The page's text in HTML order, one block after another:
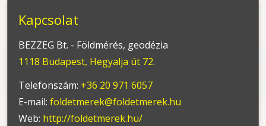
Kapcsolat
BEZZEG Bt. - Földmérés, geodézia
1118 Budapest, Hegyalja út 72.
Telefonszám: +36 20 971 6057
E-mail: foldetmerek@foldetmerek.hu
Web: http://foldetmerek.hu/